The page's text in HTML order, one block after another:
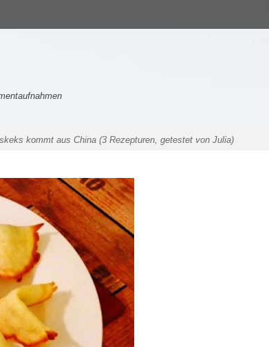
kommt aus China (3 Rezepturen, getestet von Julia)